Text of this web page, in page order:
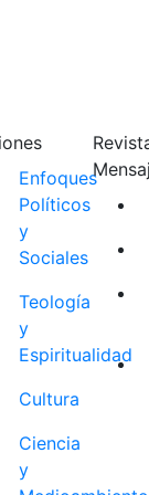
Enfoques
Políticos
y
Sociales
Teología
y
Espiritualidad
Cultura
Ciencia
y